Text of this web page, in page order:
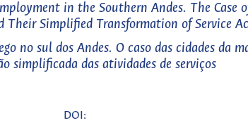
in the Southern Andes. The Case
Their Simplified Transformation of Service
no sul dos Andes. O caso das cidades da
simplificada das atividades de serviços
DOI: